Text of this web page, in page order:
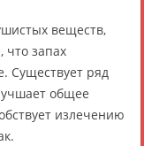
веществ,
что запах
Существует ряд
общее
излечению